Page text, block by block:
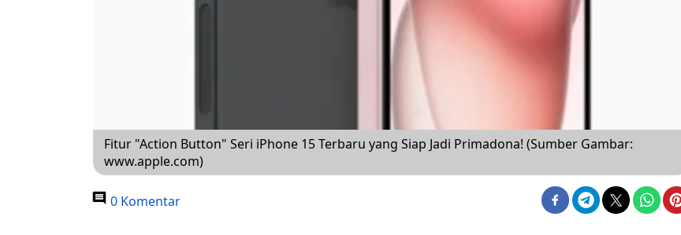
Fitur "Action Button" Seri iPhone 15 Terbaru yang Siap Jadi Primadona! (Sumber Gambar:
www.apple.com)
0 Komentar